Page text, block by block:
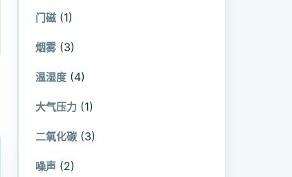
门磁 (1)
烟雾 (3)
温湿度 (4)
大气压力 (1)
二氧化碳 (3)
噪声 (2)